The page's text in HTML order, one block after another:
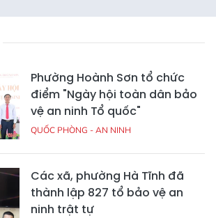
Phường Hoành Sơn tổ chức
điểm "Ngày hội toàn dân bảo
vệ an ninh Tổ quốc"
QUỐC PHÒNG - AN NINH
Các xã, phường Hà Tĩnh đã
thành lập 827 tổ bảo vệ an
ninh trật tự